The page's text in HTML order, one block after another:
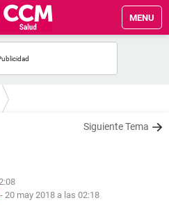
MENU
Siguiente Tema
- 20 may 2018 a las 02:18